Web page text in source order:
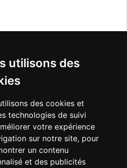
utilisons des
des cookies et
technologies de suivi
votre expérience
sur notre site, pour
un contenu
et des publicités